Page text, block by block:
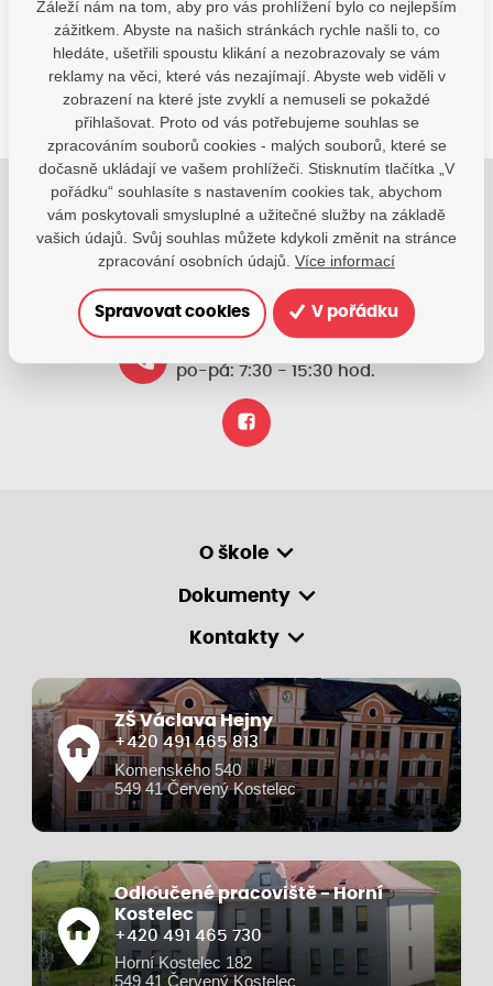
SDÍLEJTE:
Jsme tu pro Vaše děti.
Jsme k dispozici, pokud potřebujete pomoci.
zsvhejny@zsvhejny.cz
po-pá: 7:30 - 15:30 hod.
O škole
Dokumenty
Kontakty
ZŠ Václava Hejny
+420 491 465 813
Komenského 540
549 41 Červený Kostelec
Odloučené pracoviště - Horní
Kostelec
+420 491 465 730
Horní Kostelec 182
549 41 Červený Kostelec
Záleží nám na tom, aby pro vás prohlížení bylo co nejlepším
zážitkem. Abyste na našich stránkách rychle našli to, co
hledáte, ušetřili spoustu klikání a nezobrazovaly se vám
reklamy na věci, které vás nezajímají. Abyste web viděli v
zobrazení na které jste zvyklí a nemuseli se pokaždé
přihlašovat. Proto od vás potřebujeme souhlas se
zpracováním souborů cookies - malých souborů, které se
dočasně ukládají ve vašem prohlížeči. Stisknutím tlačítka „V
pořádku“ souhlasíte s nastavením cookies tak, abychom
vám poskytovali smysluplné a užitečné služby na základě
vašich údajů. Svůj souhlas můžete kdykoli změnit na stránce
zpracování osobních údajů. Více informací
Spravovat cookies V pořádku